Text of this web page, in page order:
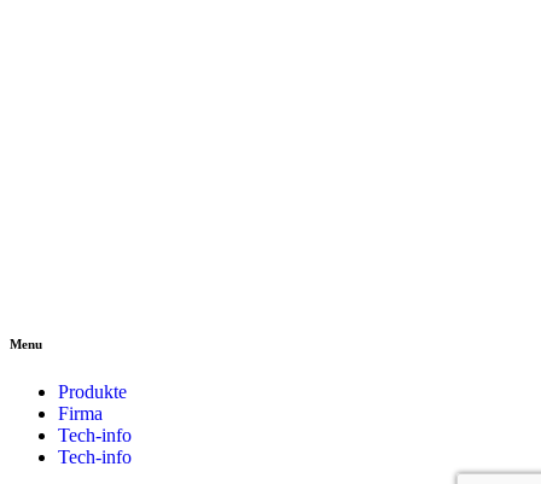
Menu
Produkte
Firma
Tech-info
Tech-info